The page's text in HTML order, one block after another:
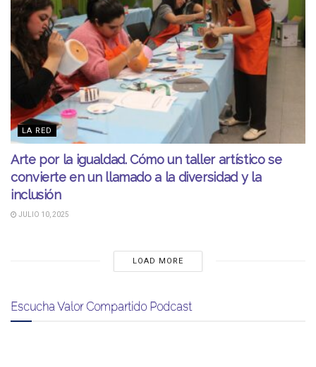
LA RED
Arte por la igualdad. Cómo un taller artístico se
convierte en un llamado a la diversidad y la
inclusión
JULIO 10, 2025
LOAD MORE
Escucha Valor Compartido Podcast